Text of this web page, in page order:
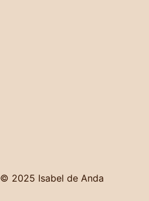
© 2025 Isabel de Anda